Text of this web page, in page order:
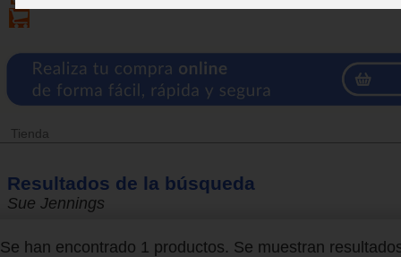
Tienda
Resultados de la búsqueda
Sue Jennings
Se han encontrado 1 productos. Se muestran